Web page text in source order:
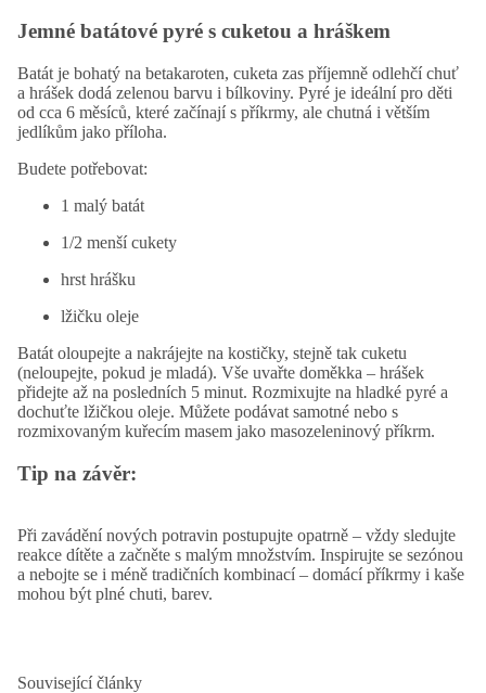
Jemné batátové pyré s cuketou a hráškem
Batát je bohatý na betakaroten, cuketa zas příjemně odlehčí chuť
a hrášek dodá zelenou barvu i bílkoviny. Pyré je ideální pro děti
od cca 6 měsíců, které začínají s příkrmy, ale chutná i větším
jedlíkům jako příloha.
Budete potřebovat:
1 malý batát
1/2 menší cukety
hrst hrášku
lžičku oleje
Batát oloupejte a nakrájejte na kostičky, stejně tak cuketu
(neloupejte, pokud je mladá). Vše uvařte doměkka – hrášek
přidejte až na posledních 5 minut. Rozmixujte na hladké pyré a
dochuťte lžičkou oleje. Můžete podávat samotné nebo s
rozmixovaným kuřecím masem jako masozeleninový příkrm.
Tip na závěr:
Při zavádění nových potravin postupujte opatrně – vždy sledujte
reakce dítěte a začněte s malým množstvím. Inspirujte se sezónou
a nebojte se i méně tradičních kombinací – domácí příkrmy i kaše
mohou být plné chuti, barev.
Související články